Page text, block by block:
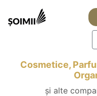
Cosmetice,
și alte